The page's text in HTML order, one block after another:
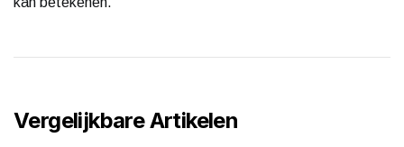
Vergelijkbare Artikelen